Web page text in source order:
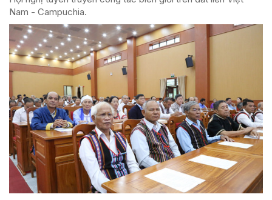
Nam - Campuchia.